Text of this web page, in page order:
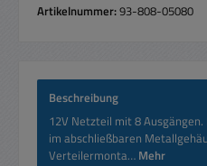
Artikelnummer:93-808-05080
Beschreibung
12V Netzteil mit 8
im abschließbaren
Verteilermonta… Mehr